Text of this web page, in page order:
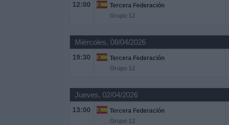
12:00
Tercera Federación
Grupo 12
Miércoles, 08/04/2026
19:30
Tercera Federación
Grupo 12
Jueves, 02/04/2026
13:00
Tercera Federación
Grupo 12